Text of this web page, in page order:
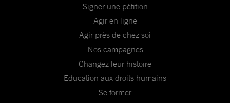
Signer une pétition
Agir en ligne
Agir près de chez soi
Nos campagnes
Changez leur histoire
Education aux droits humains
Se former